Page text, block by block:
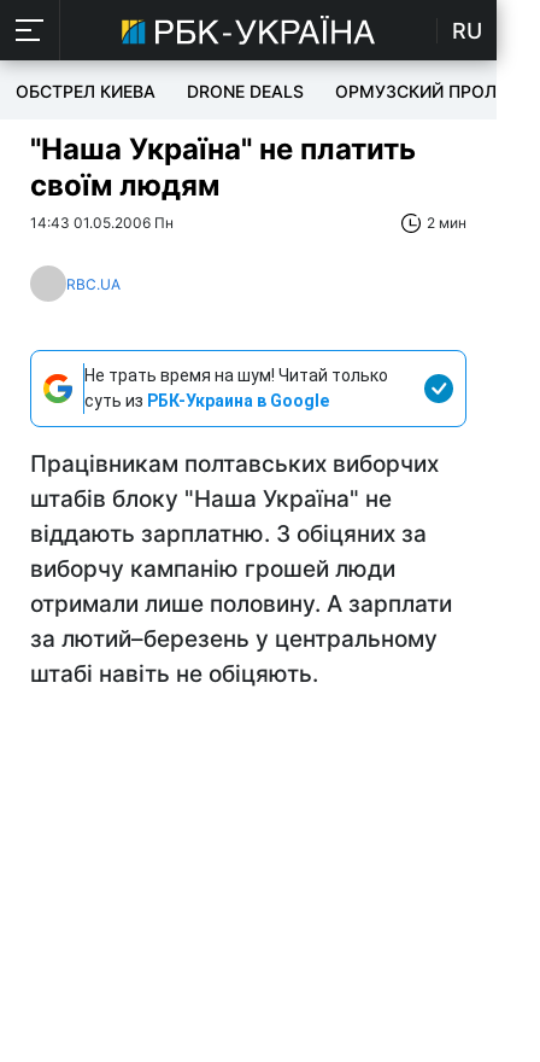
RU
ОБСТРЕЛ КИЕВА DRONE DEALS ОРМУЗСКИЙ ПРОЛИВ
"Наша Україна" не платить
своїм людям
14:43 01.05.2006 Пн 2 мин
RBC.UA
Не трать время на шум! Читай только
суть из РБК-Украина в Google
Працівникам полтавських виборчих
штабів блоку "Наша Україна" не
віддають зарплатню. З обіцяних за
виборчу кампанію грошей люди
отримали лише половину. А зарплати
за лютий–березень у центральному
штабі навіть не обіцяють.